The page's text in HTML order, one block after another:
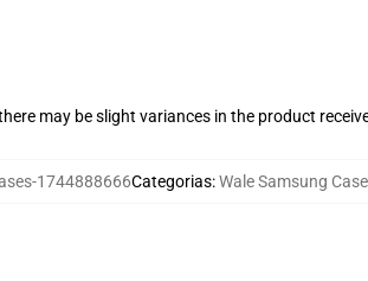
may be slight variances in the product
1744888666Categorias:Wale Samsung